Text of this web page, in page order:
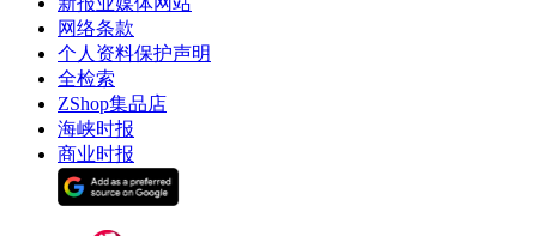
网络条款
个人资料保护声明
全检索
ZShop集品店
海峡时报
商业时报